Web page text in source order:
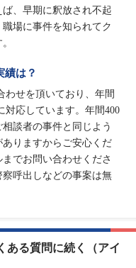
、早期に釈放され不起
場に事件を知られてク
績は？
わせを頂いており、年間
対応しています。年間400
談者の事件と同じよう
りますからご安心くだ
でお問い合わせくださ
呼出しなどの事案は無
ある質問に続く（アイ